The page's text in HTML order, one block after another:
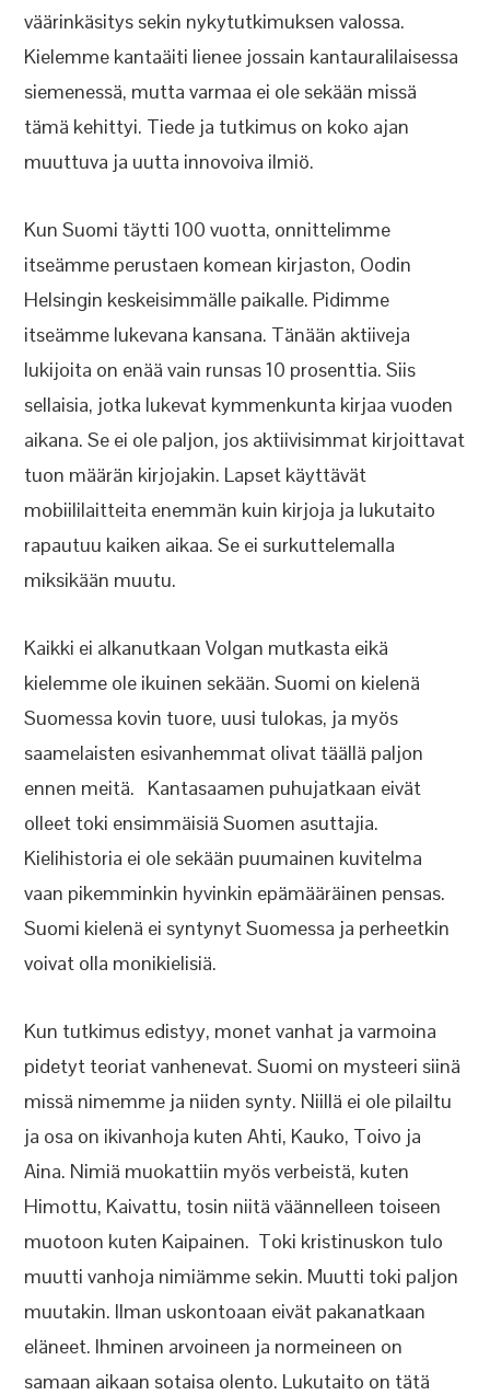
väärinkäsitys sekin nykytutkimuksen valossa.
Kielemme kantaäiti lienee jossain kantauralilaisessa
siemenessä, mutta varmaa ei ole sekään missä
tämä kehittyi. Tiede ja tutkimus on koko ajan
muuttuva ja uutta innovoiva ilmiö.
Kun Suomi täytti 100 vuotta, onnittelimme
itseämme perustaen komean kirjaston, Oodin
Helsingin keskeisimmälle paikalle. Pidimme
itseämme lukevana kansana. Tänään aktiiveja
lukijoita on enää vain runsas 10 prosenttia. Siis
sellaisia, jotka lukevat kymmenkunta kirjaa vuoden
aikana. Se ei ole paljon, jos aktiivisimmat kirjoittavat
tuon määrän kirjojakin. Lapset käyttävät
mobiililaitteita enemmän kuin kirjoja ja lukutaito
rapautuu kaiken aikaa. Se ei surkuttelemalla
miksikään muutu.
Kaikki ei alkanutkaan Volgan mutkasta eikä
kielemme ole ikuinen sekään. Suomi on kielenä
Suomessa kovin tuore, uusi tulokas, ja myös
saamelaisten esivanhemmat olivat täällä paljon
ennen meitä. Kantasaamen puhujatkaan eivät
olleet toki ensimmäisiä Suomen asuttajia.
Kielihistoria ei ole sekään puumainen kuvitelma
vaan pikemminkin hyvinkin epämääräinen pensas.
Suomi kielenä ei syntynyt Suomessa ja perheetkin
voivat olla monikielisiä.
Kun tutkimus edistyy, monet vanhat ja varmoina
pidetyt teoriat vanhenevat. Suomi on mysteeri siinä
missä nimemme ja niiden synty. Niillä ei ole pilailtu
ja osa on ikivanhoja kuten Ahti, Kauko, Toivo ja
Aina. Nimiä muokattiin myös verbeistä, kuten
Himottu, Kaivattu, tosin niitä väännelleen toiseen
muotoon kuten Kaipainen. Toki kristinuskon tulo
muutti vanhoja nimiämme sekin. Muutti toki paljon
muutakin. Ilman uskontoaan eivät pakanatkaan
eläneet. Ihminen arvoineen ja normeineen on
samaan aikaan sotaisa olento. Lukutaito on tätä